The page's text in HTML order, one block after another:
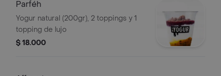
Parféh
Yogur natural (200gr), 2 toppings y 1
topping de lujo
$ 18.000